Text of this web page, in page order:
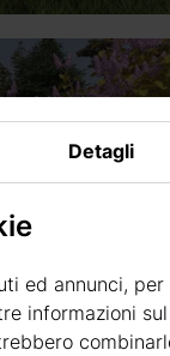
Detagli
ed annunci,
informazioni